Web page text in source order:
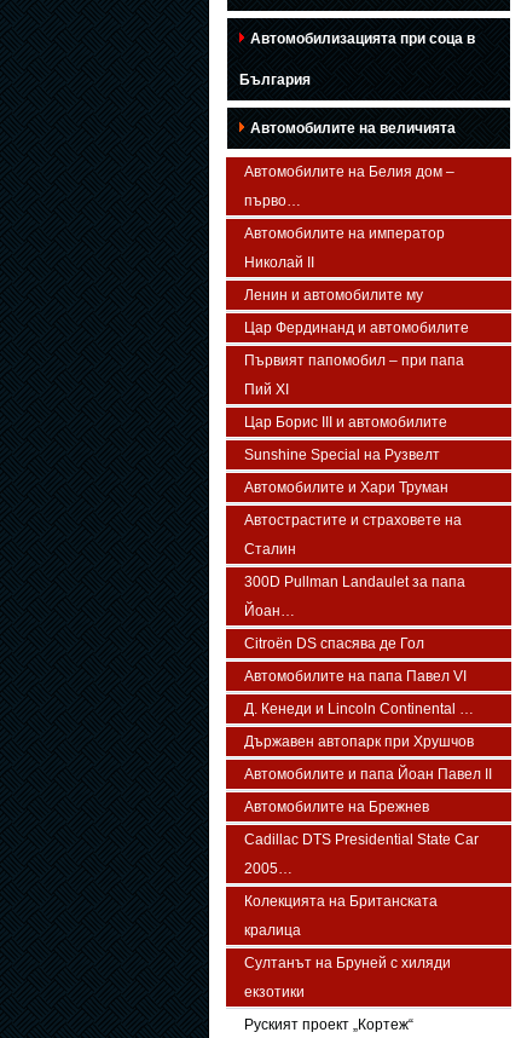
Автомобилизацията при соца в
България
Автомобилите на величията
Автомобилите на Белия дом –
първо…
Автомобилите на император
Николай II
Ленин и автомобилите му
Цар Фердинанд и автомобилите
Първият папомобил – при папа
Пий XI
Цар Борис III и автомобилите
Sunshine Special на Рузвелт
Автомобилите и Хари Труман
Автострастите и страховете на
Сталин
300D Pullman Landaulet за папа
Йоан…
Citroën DS спасява де Гол
Автомобилите на папа Павел VI
Д. Кенеди и Lincoln Continental …
Държавен автопарк при Хрушчов
Автомобилите и папа Йоан Павел ІІ
Автомобилите на Брежнев
Cadillac DTS Presidential State Car
2005…
Колекцията на Британската
кралица
Султанът на Бруней с хиляди
екзотики
Руският проект „Кортеж“